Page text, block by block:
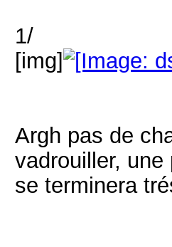
1/
[img]
Argh pas de
vadrouiller,
se terminera